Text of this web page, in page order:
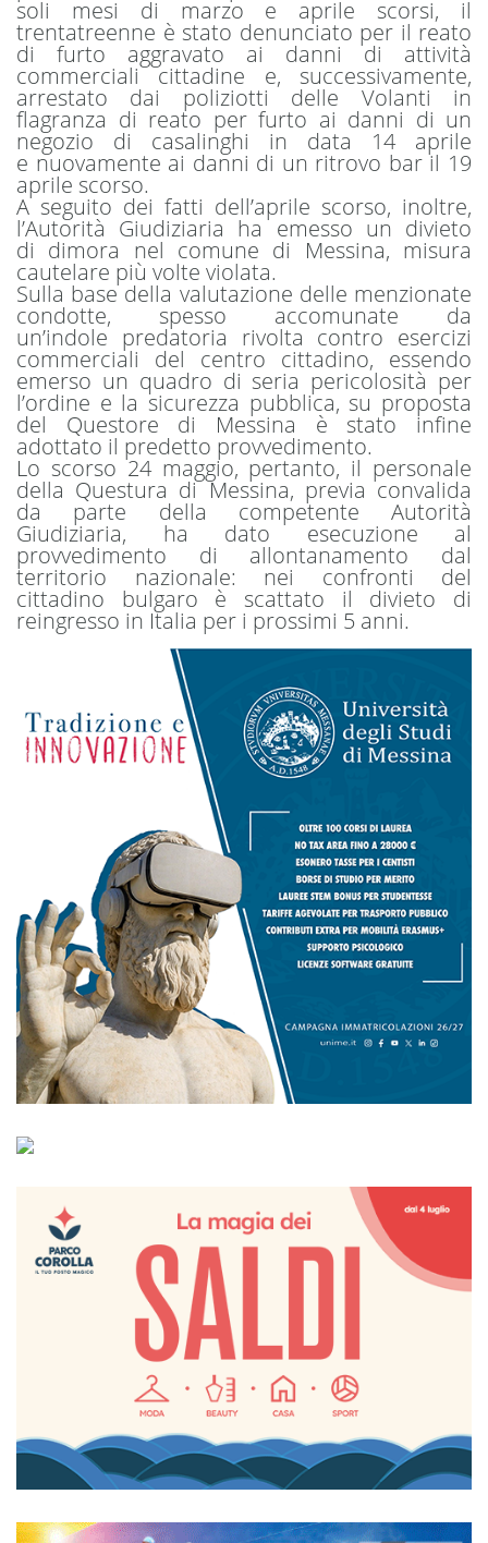
soli mesi di marzo e aprile scorsi, il
trentatreenne è stato denunciato per il reato
di furto aggravato ai danni di attività
commerciali cittadine e, successivamente,
arrestato dai poliziotti delle Volanti in
flagranza di reato per furto ai danni di un
negozio di casalinghi in data 14 aprile
e nuovamente ai danni di un ritrovo bar il 19
aprile scorso.
A seguito dei fatti dell’aprile scorso, inoltre,
l’Autorità Giudiziaria ha emesso un divieto
di dimora nel comune di Messina, misura
cautelare più volte violata.
Sulla base della valutazione delle menzionate
condotte, spesso accomunate da
un’indole predatoria rivolta contro esercizi
commerciali del centro cittadino, essendo
emerso un quadro di seria pericolosità per
l’ordine e la sicurezza pubblica, su proposta
del Questore di Messina è stato infine
adottato il predetto provvedimento.
Lo scorso 24 maggio, pertanto, il personale
della Questura di Messina, previa convalida
da parte della competente Autorità
Giudiziaria, ha dato esecuzione al
provvedimento di allontanamento dal
territorio nazionale: nei confronti del
cittadino bulgaro è scattato il divieto di
reingresso in Italia per i prossimi 5 anni.